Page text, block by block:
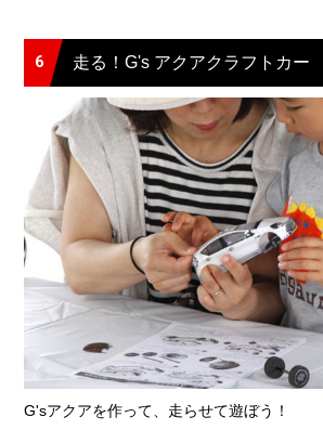
6 走る！G's アクアクラフトカー
G'sアクアを作って、走らせて遊ぼう！